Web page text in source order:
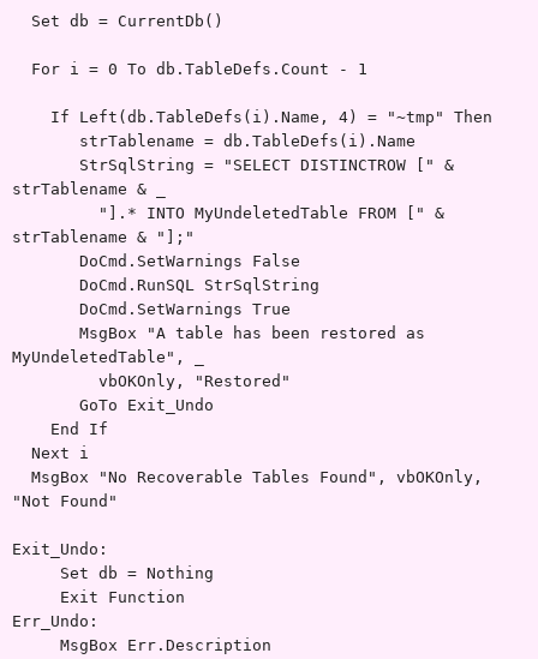
Set db = CurrentDb()
For i = 0 To db.TableDefs.Count - 1
If Left(db.TableDefs(i).Name, 4) = "~tmp" Then
strTablename = db.TableDefs(i).Name
StrSqlString = "SELECT DISTINCTROW [" &
strTablename & _
"].* INTO MyUndeletedTable FROM [" &
strTablename & "];"
DoCmd.SetWarnings False
DoCmd.RunSQL StrSqlString
DoCmd.SetWarnings True
MsgBox "A table has been restored as
MyUndeletedTable", _
vbOKOnly, "Restored"
GoTo Exit_Undo
End If
Next i
MsgBox "No Recoverable Tables Found", vbOKOnly,
"Not Found"
Exit_Undo:
Set db = Nothing
Exit Function
Err_Undo:
MsgBox Err.Description